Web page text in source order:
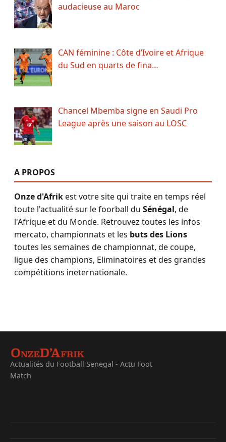
audacieuse au Maroc
CAN féminine : Côte d’Ivoire et Afrique
du Sud en quarts de fina…
Chancel Mbemba signe en Saudi Pro
League après une saison au LOSC
A PROPOS
Onze d'Afrikest votre site qui traite en temps réel
toute l'actualité sur le foorball du Sénégal, de
l'Afrique et du Monde. Retrouvez toutes les infos
mercato, championnats et les buts des Lions
toutes les semaines de championnat, de coupe,
ligue des champions, Eliminatoires et des grandes
compétitions ineternationale.
Actualités du Football Senegal - Actu Foot
Match